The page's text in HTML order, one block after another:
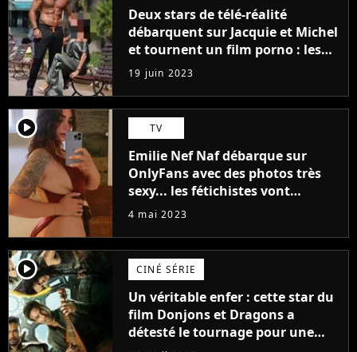
Deux stars de télé-réalité
débarquent sur Jacquie et Michel
et tournent un film porno : les
premières images du tournage
(exclu)
19 juin 2023
player2 TV
Emilie Nef Naf débarque sur
OnlyFans avec des photos très
sexy... les fétichistes vont
prendre leur pied !
4 mai 2023
player2 CINÉ SÉRIE
Un véritable enfer : cette star du
film Donjons et Dragons a
détesté le tournage pour une